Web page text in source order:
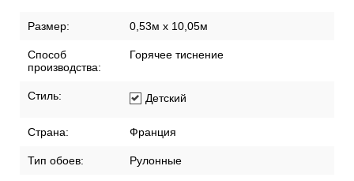
Размер: 0,53м x 10,05м
Способ
производства:
Горячее тиснение
Стиль: Детский
Страна: Франция
Тип обоев: Рулонные